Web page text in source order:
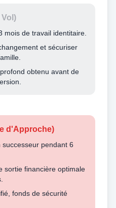
mois de travail identitaire.
et sécuriser
obtenu avant de
d'Approche)
pendant 6
sortie financière optimale
fonds de sécurité